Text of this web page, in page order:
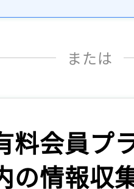
または
料会員プ
の情報収